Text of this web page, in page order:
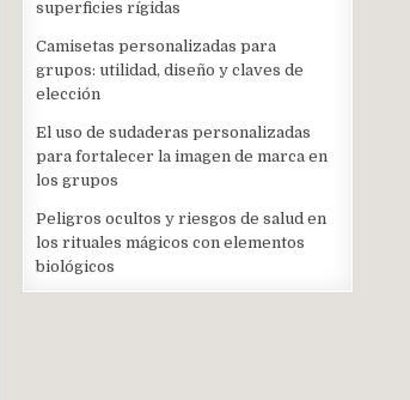
superficies rígidas
Camisetas personalizadas para
grupos: utilidad, diseño y claves de
elección
El uso de sudaderas personalizadas
para fortalecer la imagen de marca en
los grupos
Peligros ocultos y riesgos de salud en
los rituales mágicos con elementos
biológicos